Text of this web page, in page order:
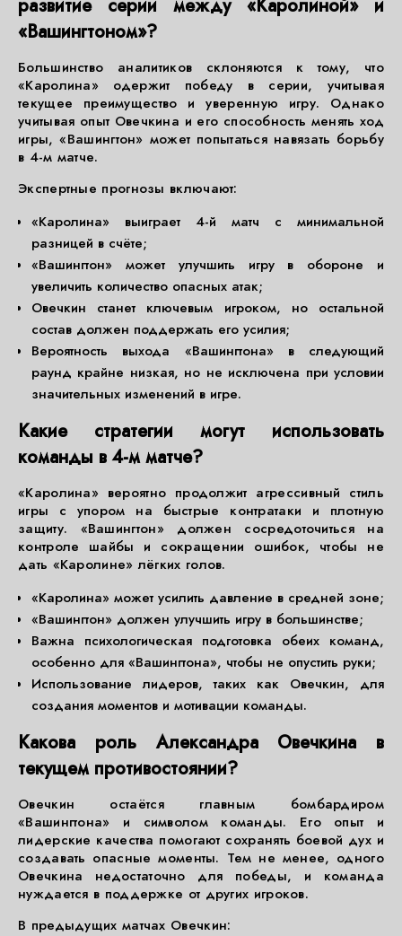
развитие серии между «Каролиной» и
«Вашингтоном»?
Большинство аналитиков склоняются к тому, что
«Каролина» одержит победу в серии, учитывая
текущее преимущество и уверенную игру. Однако
учитывая опыт Овечкина и его способность менять ход
игры, «Вашингтон» может попытаться навязать борьбу
в 4-м матче.
Экспертные прогнозы включают:
«Каролина» выиграет 4-й матч с минимальной
разницей в счёте;
«Вашингтон» может улучшить игру в обороне и
увеличить количество опасных атак;
Овечкин станет ключевым игроком, но остальной
состав должен поддержать его усилия;
Вероятность выхода «Вашингтона» в следующий
раунд крайне низкая, но не исключена при условии
значительных изменений в игре.
Какие стратегии могут использовать
команды в 4-м матче?
«Каролина» вероятно продолжит агрессивный стиль
игры с упором на быстрые контратаки и плотную
защиту. «Вашингтон» должен сосредоточиться на
контроле шайбы и сокращении ошибок, чтобы не
дать «Каролине» лёгких голов.
«Каролина» может усилить давление в средней зоне;
«Вашингтон» должен улучшить игру в большинстве;
Важна психологическая подготовка обеих команд,
особенно для «Вашингтона», чтобы не опустить руки;
Использование лидеров, таких как Овечкин, для
создания моментов и мотивации команды.
Какова роль Александра Овечкина в
текущем противостоянии?
Овечкин остаётся главным бомбардиром
«Вашингтона» и символом команды. Его опыт и
лидерские качества помогают сохранять боевой дух и
создавать опасные моменты. Тем не менее, одного
Овечкина недостаточно для победы, и команда
нуждается в поддержке от других игроков.
В предыдущих матчах Овечкин: